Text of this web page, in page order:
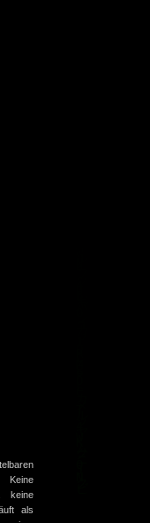
Keine
keine
als